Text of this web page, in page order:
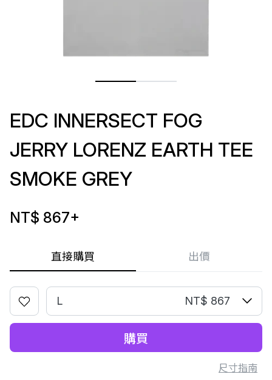
直接購買 出價
EDC INNERSECT FOG
JERRY LORENZ EARTH TEE
SMOKE GREY
NT$ 867+
L NT$ 867
購買
尺寸指南